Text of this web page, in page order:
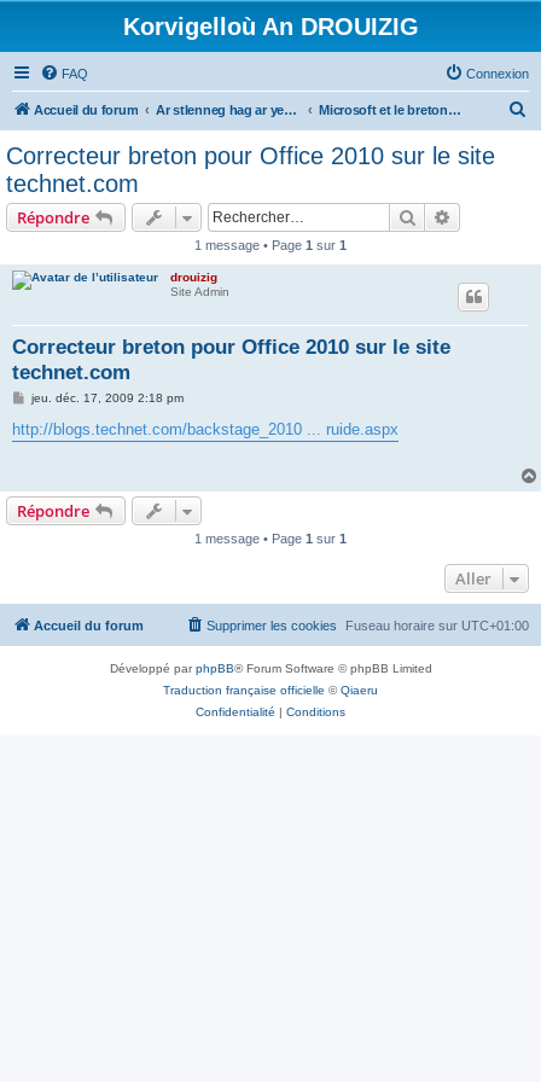
Korvigelloù An DROUIZIG
FAQ Connexion
Accueil du forum Ar stlenneg hag ar yezhoù bihan er bed a-bezh Microsoft et le breton - Microsoft and the Breton language
Correcteur breton pour Office 2010 sur le site
technet.com
Répondre Rechercher
1 message • Page 1 sur 1
drouizig
Site Admin
Correcteur breton pour Office 2010 sur le site
technet.com
M
s
s
jeu. déc. 17, 2009 2:18 pm
http://blogs.technet.com/backstage_2010 ... ruide.aspx
Répondre
1 message • Page 1 sur 1
Aller
Accueil du forum Fuseau horaire sur UTC+01:00
Supprimer les cookies
Développé parphpBB® Forum Software © phpBB Limited
Traduction française officielle ©Qiaeru
Confidentialité | Conditions